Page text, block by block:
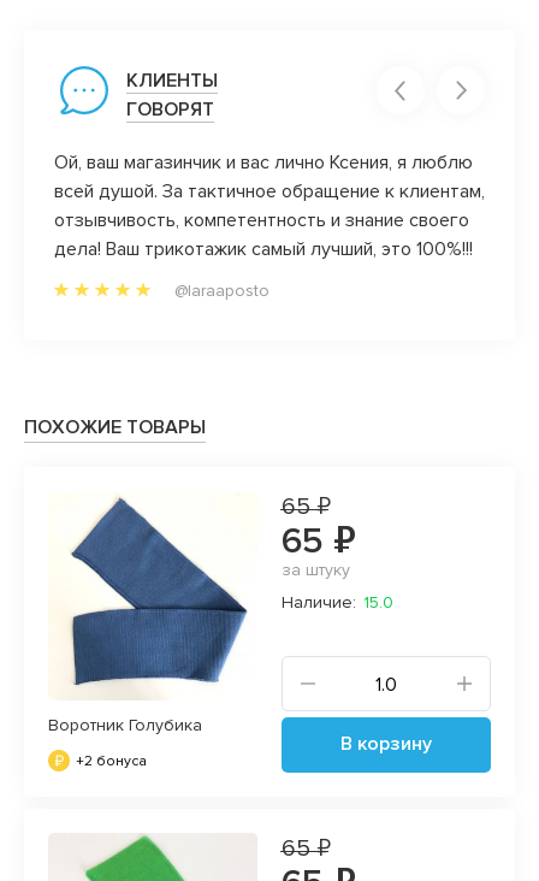
КЛИЕНТЫ
ГОВОРЯТ
Ой, ваш магазинчик и вас лично Ксения, я люблю
всей душой. За тактичное обращение к клиентам,
отзывчивость, компетентность и знание своего
дела! Ваш трикотажик самый лучший, это 100%!!!
@laraaposto
ПОХОЖИЕ ТОВАРЫ
Воротник Голубика
+2 бонуса
65 ₽
65 ₽
за штуку
Наличие: 15.0
В корзину
65 ₽